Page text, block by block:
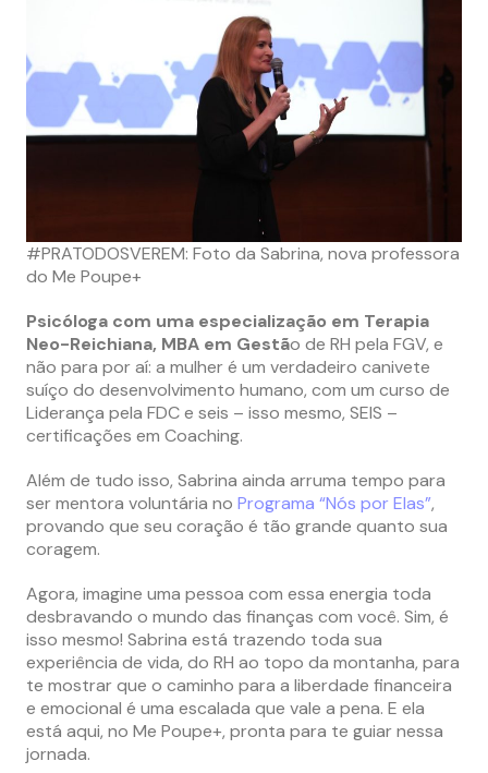
#PRATODOSVEREM: Foto da Sabrina, nova professora
do Me Poupe+
Psicóloga com uma especialização em Terapia
Neo-Reichiana, MBA em Gestão de RH pela FGV, e
não para por aí: a mulher é um verdadeiro canivete
suíço do desenvolvimento humano, com um curso de
Liderança pela FDC e seis – isso mesmo, SEIS –
certificações em Coaching.
Além de tudo isso, Sabrina ainda arruma tempo para
ser mentora voluntária no Programa “Nós por Elas”,
provando que seu coração é tão grande quanto sua
coragem.
Agora, imagine uma pessoa com essa energia toda
desbravando o mundo das finanças com você. Sim, é
isso mesmo! Sabrina está trazendo toda sua
experiência de vida, do RH ao topo da montanha, para
te mostrar que o caminho para a liberdade financeira
e emocional é uma escalada que vale a pena. E ela
está aqui, no Me Poupe+, pronta para te guiar nessa
jornada.